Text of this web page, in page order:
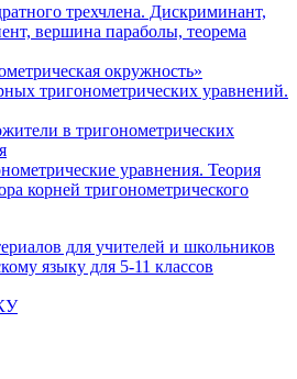
трехчлена. Дискриминант,
вершина параболы, теорема
окружность»
тригонометрических уравнений.
в тригонометрических
уравнения. Теория
корней тригонометрического
для учителей и школьников
языку для 5-11 классов